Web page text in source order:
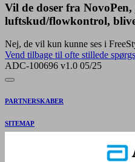
Vil de doser fra
luftskud/flowkontrol,
Nej, de vil kun kunne ses i
Vend tilbage til ofte stillede
ADC-100696 v1.0 05/25
PARTNERSKABER
SITEMAP
REFERENCER &